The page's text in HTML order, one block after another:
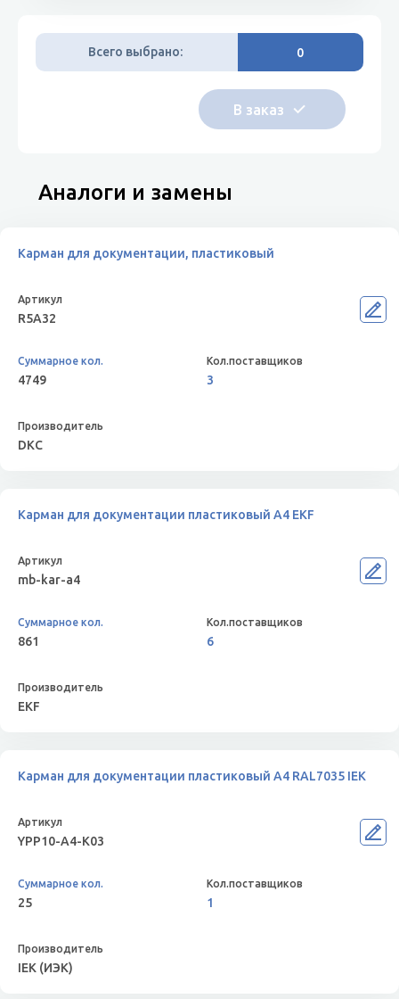
Всего выбрано: 0
Аналоги и замены
Карман для документации, пластиковый
R5A32
4749 3
DKC
Карман для документации пластиковый А4 EKF
mb-kar-a4
861 6
EKF
Карман для документации пластиковый А4 RAL7035 IEK
YPP10-A4-K03
25 1
IEK (ИЭК)